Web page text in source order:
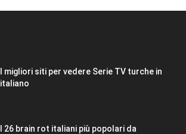
I migliori siti per vedere Serie TV turche in
italiano
I 26 brain rot italiani più popolari da